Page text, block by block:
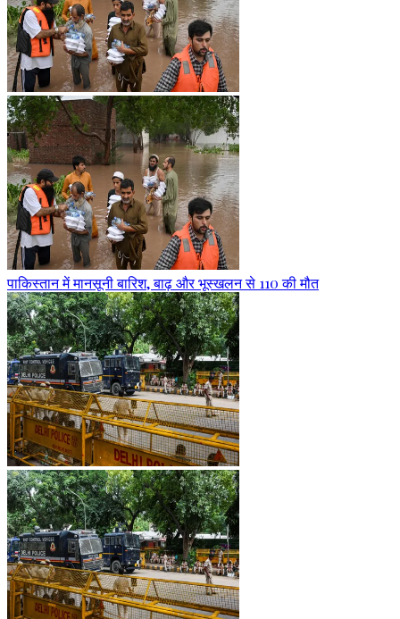
पाकिस्तान में मानसूनी बारिश, बाढ़ और भूस्खलन से 110 की मौत